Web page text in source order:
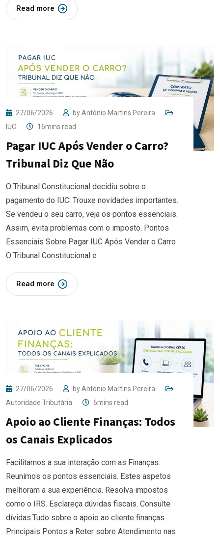
Read more
27/06/2026 byAntónio Martins Pereira
IUC
16mins read
Pagar IUC Após Vender o Carro?
Tribunal Diz Que Não
O Tribunal Constitucional decidiu sobre o
pagamento do IUC. Trouxe novidades importantes.
Se vendeu o seu carro, veja os pontos essenciais.
Assim, evita problemas com o imposto. Pontos
Essenciais Sobre Pagar IUC Após Vender o Carro
O Tribunal Constitucional e
Read more
27/06/2026 byAntónio Martins Pereira
Autoridade Tributária
6mins read
Apoio ao Cliente Finanças: Todos
os Canais Explicados
Facilitamos a sua interação com as Finanças.
Reunimos os pontos essenciais. Estes aspetos
melhoram a sua experiência. Resolva impostos
como o IRS. Esclareça dúvidas fiscais. Consulte
dívidas.Tudo sobre o apoio ao cliente finanças.
Principais Pontos a Reter sobre Atendimento nas